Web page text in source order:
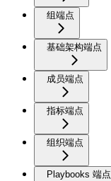
组端点
基础架构端点
成员端点
指标端点
组织端点
Playbooks 端点